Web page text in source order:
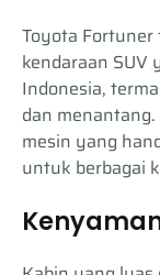
Toyota
kendaraan SUV
Indonesia,
dan
mesin yang
untuk berbagai